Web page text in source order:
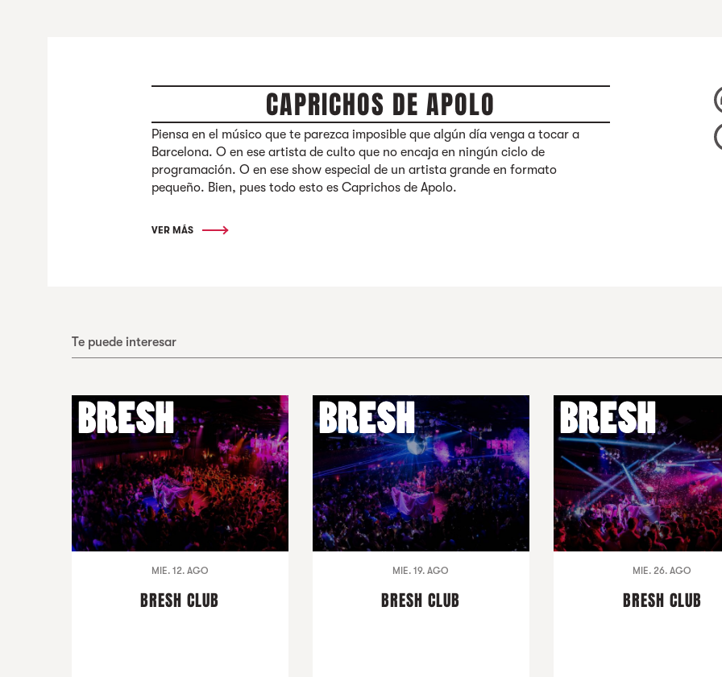
CAPRICHOS DE APOLO
Piensa en el músico que te parezca imposible que algún día venga a tocar a
Barcelona. O en ese artista de culto que no encaja en ningún ciclo de
programación. O en ese show especial de un artista grande en formato
pequeño. Bien, pues todo esto es Caprichos de Apolo.
VER MÁS
Te puede interesar
MIE. 12. AGO
BRESH CLUB
MIE. 19. AGO
BRESH CLUB
MIE. 26. AGO
BRESH CLUB